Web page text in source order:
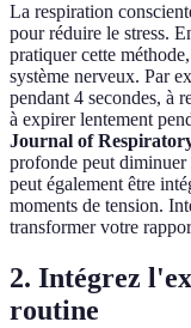
La respiration
pour réduire le stress.
pratiquer cette
système nerveux. Par
pendant 4 secondes, à
à expirer lentement
Journal of
profonde peut
peut également être
moments de tension.
transformer votre
2. Intégrez
routine